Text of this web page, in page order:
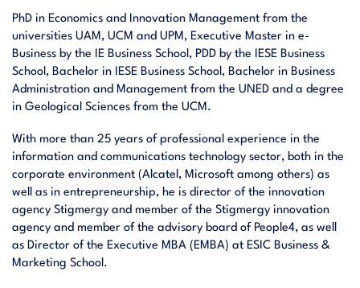
PhD in Economics and Innovation Management from the
universities UAM, UCM and UPM, Executive Master in e-
Business by the IE Business School, PDD by the IESE Business
School, Bachelor in IESE Business School, Bachelor in Business
Administration and Management from the UNED and a degree
in Geological Sciences from the UCM.
With more than 25 years of professional experience in the
information and communications technology sector, both in the
corporate environment (Alcatel, Microsoft among others) as
well as in entrepreneurship, he is director of the innovation
agency Stigmergy and member of the Stigmergy innovation
agency and member of the advisory board of People4, as well
as Director of the Executive MBA (EMBA) at ESIC Business &
Marketing School.